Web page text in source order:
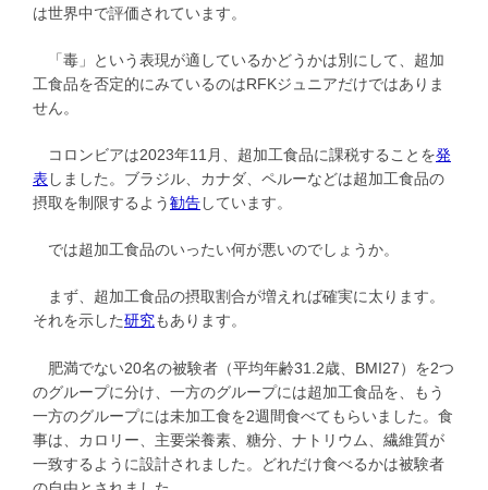
は世界中で評価されています。
「毒」という表現が適しているかどうかは別にして、超加
工食品を否定的にみているのはRFKジュニアだけではありま
せん。
コロンビアは2023年11月、超加工食品に課税することを発
表しました。ブラジル、カナダ、ペルーなどは超加工食品の
摂取を制限するよう勧告しています。
では超加工食品のいったい何が悪いのでしょうか。
まず、超加工食品の摂取割合が増えれば確実に太ります。
それを示した研究もあります。
肥満でない20名の被験者（平均年齢31.2歳、BMI27）を2つ
のグループに分け、一方のグループには超加工食品を、もう
一方のグループには未加工食を2週間食べてもらいました。食
事は、カロリー、主要栄養素、糖分、ナトリウム、繊維質が
一致するように設計されました。どれだけ食べるかは被験者